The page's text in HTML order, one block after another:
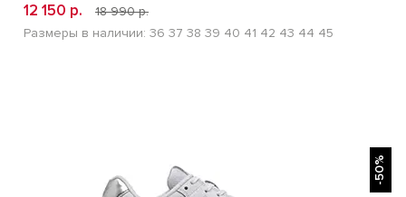
12 150 р.
18 990 р.
Размеры в наличии: 36 37 38 39 40 41 42 43 44 45
-50%